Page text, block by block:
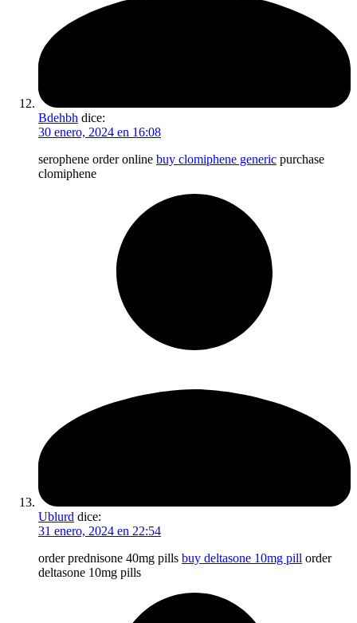
Bdehbh dice:
30 enero, 2024 en 16:08
serophene order online buy clomiphene generic purchase
clomiphene
Ublurd dice:
31 enero, 2024 en 22:54
order prednisone 40mg pills buy deltasone 10mg pill order
deltasone 10mg pills